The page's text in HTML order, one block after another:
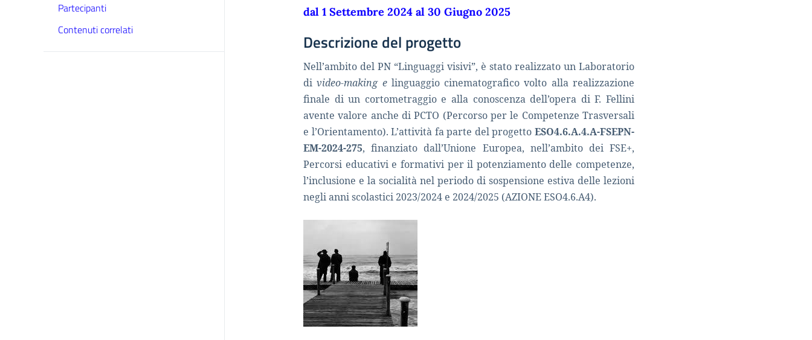
Partecipanti
Contenuti correlati
dal 1 Settembre 2024 al 30 Giugno 2025
Descrizione del progetto
Nell’ambito del PN “Linguaggi visivi”, è stato realizzato un Laboratorio
divideo-making elinguaggio cinematografico volto alla realizzazione
finale di un cortometraggio e alla conoscenza dell’opera di F. Fellini
avente valore anche di PCTO (Percorso per le Competenze Trasversali
e l’Orientamento). L’attività faparte del progettoESO4.6.A.4.A-FSEPN-
EM-2024-275, finanziato dall’Unione Europea, nell’ambito dei FSE+,
Percorsi educativi e formativi per il potenziamento delle competenze,
l’inclusione e la socialità nel periodo di sospensione estiva delle lezioni
negli anni scolastici 2023/2024 e 2024/2025 (AZIONE ESO4.6.A4).